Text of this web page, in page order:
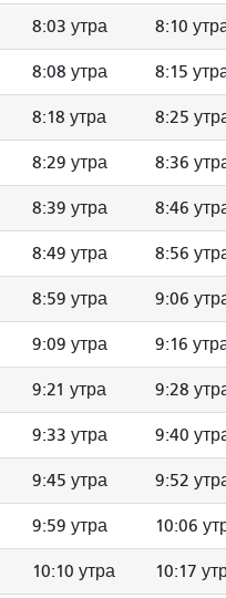
8:03 утра 8:10
8:08 утра 8:15
8:18 утра 8:25
8:29 утра 8:36
8:39 утра 8:46
8:49 утра 8:56
8:59 утра 9:06
9:09 утра 9:16
9:21 утра 9:28
9:33 утра 9:40
9:45 утра 9:52
9:59 утра 10:06
10:10 утра 10:17